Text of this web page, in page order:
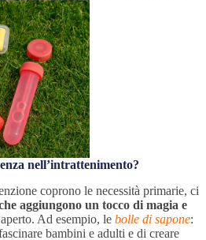
nell’intrattenimento?
coprono le necessità primarie, ci
aggiungono un tocco di magia e
Ad esempio, le bolle di sapone:
bambini e adulti e di creare